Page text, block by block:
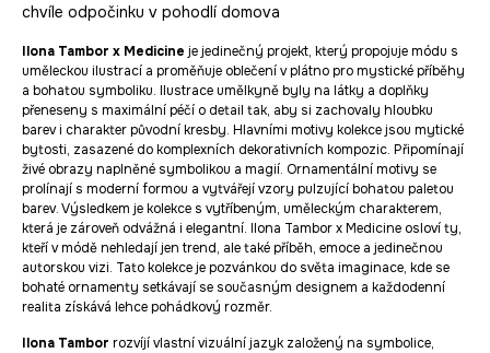
chvíle odpočinku v pohodlí domova
Ilona Tambor x Medicine je jedinečný projekt, který propojuje módu s
uměleckou ilustrací a proměňuje oblečení v plátno pro mystické příběhy
a bohatou symboliku. Ilustrace umělkyně byly na látky a doplňky
přeneseny s maximální péčí o detail tak, aby si zachovaly hloubku
barev i charakter původní kresby. Hlavními motivy kolekce jsou mytické
bytosti, zasazené do komplexních dekorativních kompozic. Připomínají
živé obrazy naplněné symbolikou a magií. Ornamentální motivy se
prolínají s moderní formou a vytvářejí vzory pulzující bohatou paletou
barev. Výsledkem je kolekce s vytříbeným, uměleckým charakterem,
která je zároveň odvážná i elegantní. Ilona Tambor x Medicine osloví ty,
kteří v módě nehledají jen trend, ale také příběh, emoce a jedinečnou
autorskou vizi. Tato kolekce je pozvánkou do světa imaginace, kde se
bohaté ornamenty setkávají se současným designem a každodenní
realita získává lehce pohádkový rozměr.
Ilona Tambor rozvíjí vlastní vizuální jazyk založený na symbolice,